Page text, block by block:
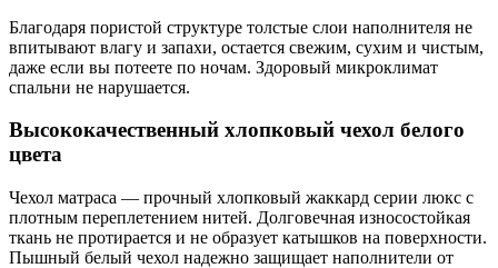
Благодаря пористой структуре толстые слои наполнителя не
впитывают влагу и запахи, остается свежим, сухим и чистым,
даже если вы потеете по ночам. Здоровый микроклимат
спальни не нарушается.
Высококачественный хлопковый чехол белого
цвета
Чехол матраса — прочный хлопковый жаккард серии люкс с
плотным переплетением нитей. Долговечная износостойкая
ткань не протирается и не образует катышков на поверхности.
Пышный белый чехол надежно защищает наполнители от